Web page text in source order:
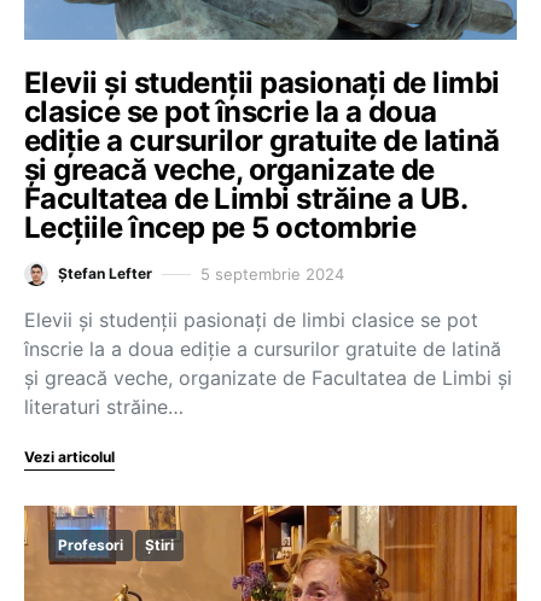
Elevii și studenții pasionați de limbi
clasice se pot înscrie la a doua
ediție a cursurilor gratuite de latină
și greacă veche, organizate de
Facultatea de Limbi străine a UB.
Lecțiile încep pe 5 octombrie
Ștefan Lefter 5 septembrie 2024
Elevii și studenții pasionați de limbi clasice se pot
înscrie la a doua ediție a cursurilor gratuite de latină
și greacă veche, organizate de Facultatea de Limbi și
literaturi străine…
Vezi articolul
Profesori Știri